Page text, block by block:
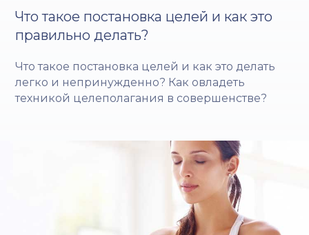
Что такое постановка целей и как это
правильно делать?
Что такое постановка целей и как это делать
легко и непринужденно? Как овладеть
техникой целеполагания в совершенстве?